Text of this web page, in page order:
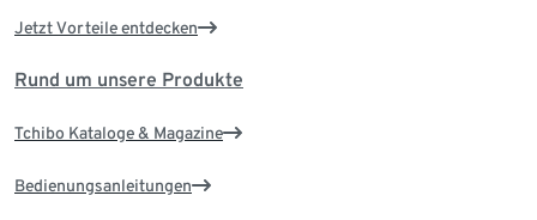
Jetzt Vorteile entdecken
Rund um unsere Produkte
Tchibo Kataloge & Magazine
Bedienungsanleitungen